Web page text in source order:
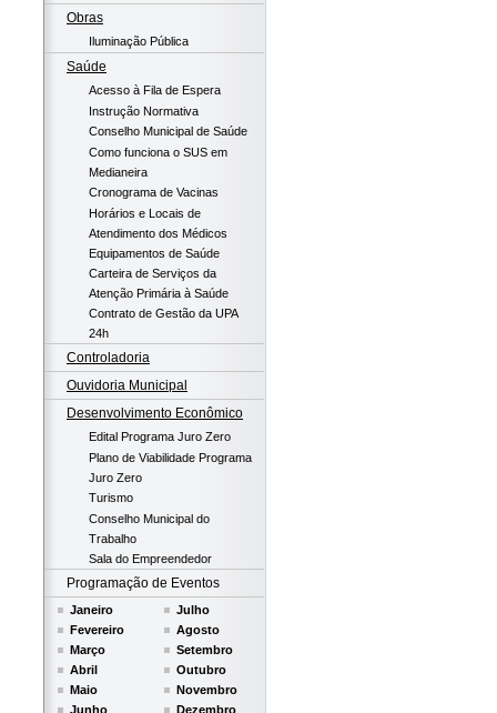
Obras
Iluminação Pública
Saúde
Acesso à Fila de Espera
Instrução Normativa
Conselho Municipal de Saúde
Como funciona o SUS em
Medianeira
Cronograma de Vacinas
Horários e Locais de
Atendimento dos Médicos
Equipamentos de Saúde
Carteira de Serviços da
Atenção Primária à Saúde
Contrato de Gestão da UPA
24h
Controladoria
Ouvidoria Municipal
Desenvolvimento Econômico
Edital Programa Juro Zero
Plano de Viabilidade Programa
Juro Zero
Turismo
Conselho Municipal do
Trabalho
Sala do Empreendedor
Programação de Eventos
Janeiro
Fevereiro
Março
Abril
Maio
Junho
Julho
Agosto
Setembro
Outubro
Novembro
Dezembro